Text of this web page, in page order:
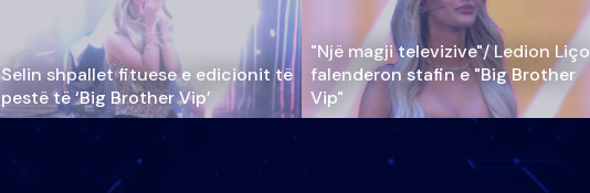
Selin shpallet fituese e edicionit të
pestë të ‘Big Brother Vip’
"Një magji televizive"/ Ledion Liço
falenderon stafin e "Big Brother
Vip"